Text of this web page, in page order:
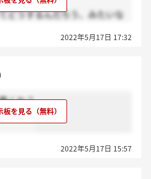
どうするんだろう、みたいな
2022年5月17日 17:32
くね？
2022年5月17日 15:57